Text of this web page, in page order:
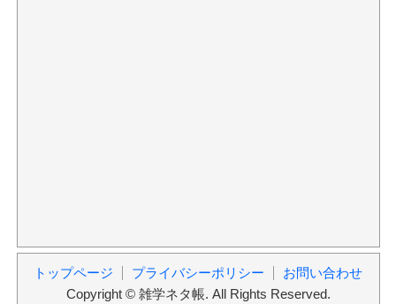
トップページ プライバシーポリシー
お問い合わせ
Copyright © 雑学ネタ帳. All Rights Reserved.